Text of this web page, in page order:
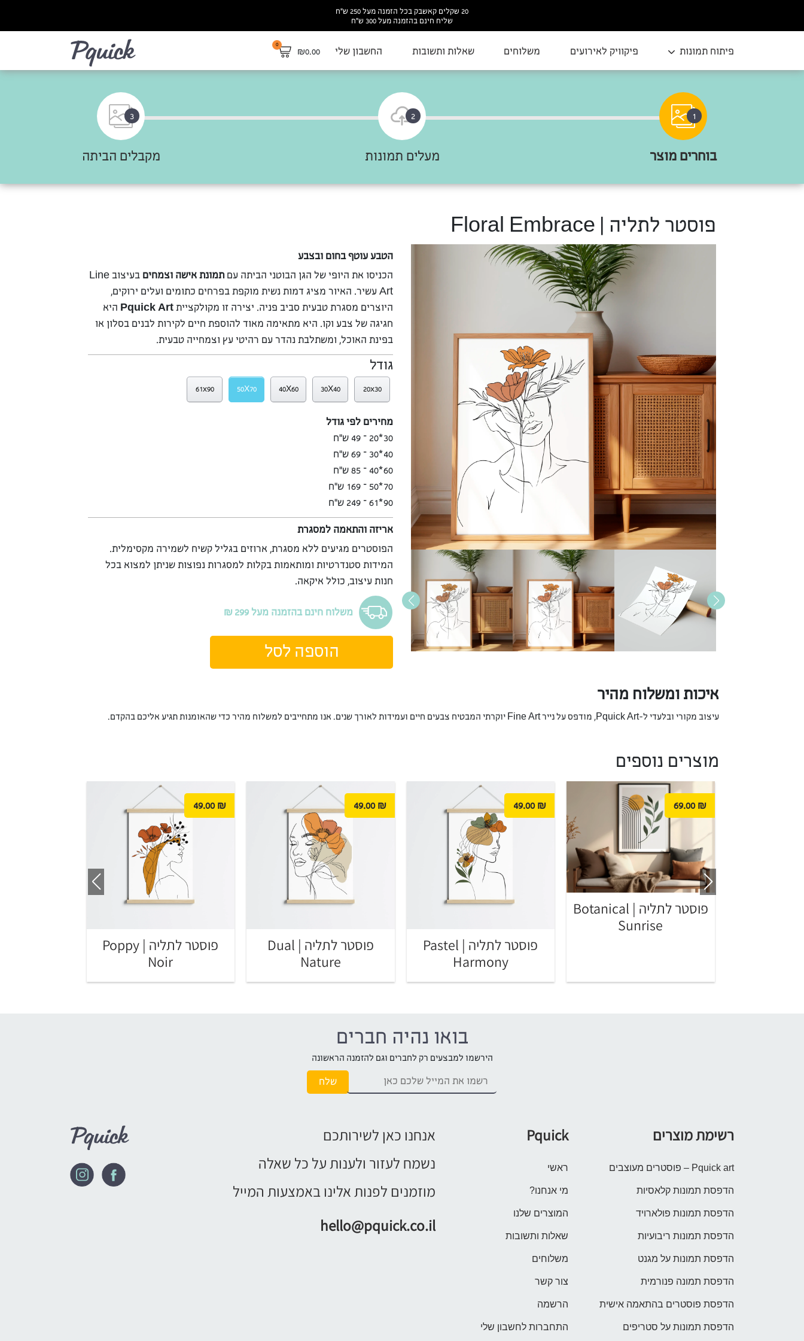
20 שקלים קאשבק בכל הזמנה מעל 250 ש”ח
שליח חינם בהזמנה מעל 300 ש”ח
פיתוח תמונות פיקוויק לאירועים משלוחים שאלות ותשובות החשבון שלי ₪0.00
0
1
בוחרים מוצר
2
מעלים תמונות
3
מקבלים הביתה
פוסטר לתליה | Floral Embrace
הטבע עוטף בחום ובצבע
הכניסו את היופי של הגן הבוטני הביתה עם תמונת אישה וצמחים
בעיצוב Line
Art עשיר. האיור מציג דמות נשית מוקפת בפרחים כתומים ועלים ירוקים,
היוצרים מסגרת טבעית סביב פניה. יצירה זו מקולקציית Pquick Art היא
חגיגה של צבע וקו. היא מתאימה מאוד להוספת חיים לקירות לבנים בסלון או
בפינת האוכל, ומשתלבת נהדר עם רהיטי עץ וצמחייה טבעית.
גודל
20x30
30X40
40X60
50X70
61x90
מחירים לפי גודל
30*20 – 49 ש”ח
40*30 – 69 ש”ח
60*40 – 85 ש”ח
70*50 – 169 ש”ח
90*61 – 249 ש”ח
אריזה והתאמה למסגרת
הפוסטרים מגיעים ללא מסגרת, ארוזים בגליל קשיח לשמירה מקסימלית.
המידות סטנדרטיות ומותאמות בקלות למסגרות נפוצות שניתן למצוא בכל
חנות עיצוב, כולל איקאה.
משלוח חינם בהזמנה מעל 299 ₪
הוספה לסל
איכות ומשלוח מהיר
עיצוב מקורי ובלעדי ל-Pquick Art, מודפס על נייר Fine Art יוקרתי המבטיח צבעים חיים ועמידות לאורך שנים. אנו מתחייבים למשלוח מהיר כדי שהאומנות תגיע אליכם בהקדם.
מוצרים נוספים
₪
69.00
פוסטר לתליה | Botanical
Sunrise
₪
49.00
פוסטר לתליה | Pastel
Harmony
₪
49.00
פוסטר לתליה | Dual
Nature
₪
49.00
פוסטר לתליה | Poppy
Noir
בואו נהיה חברים
הירשמו למבצעים רק לחברים וגם להזמנה הראשונה
רשימת מוצרים
Pquick art – פוסטרים מעוצבים
הדפסת תמונות קלאסיות
הדפסת תמונות פולארויד
הדפסת תמונות ריבועיות
הדפסת תמונות על מגנט
הדפסת תמונה פנורמית
הדפסת פוסטרים בהתאמה אישית
הדפסת תמונות על סטריפים
Pquick
ראשי
מי אנחנו?
המוצרים שלנו
שאלות ותשובות
משלוחים
צור קשר
הרשמה
התחברות לחשבון שלי
אנחנו כאן לשירותכם
נשמח לעזור ולענות על כל שאלה
מוזמנים לפנות אלינו באמצעות המייל
hello@pquick.co.il